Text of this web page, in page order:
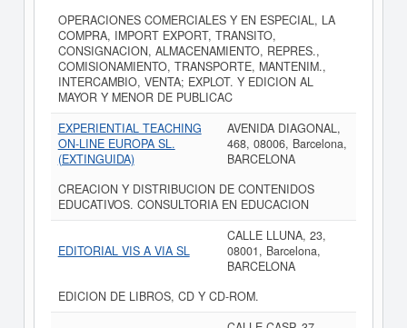
OPERACIONES COMERCIALES Y EN ESPECIAL, LA
COMPRA, IMPORT EXPORT, TRANSITO,
CONSIGNACION, ALMACENAMIENTO, REPRES.,
COMISIONAMIENTO, TRANSPORTE, MANTENIM.,
INTERCAMBIO, VENTA; EXPLOT. Y EDICION AL
MAYOR Y MENOR DE PUBLICAC
EXPERIENTIAL TEACHING
ON-LINE EUROPA SL.
(EXTINGUIDA)
AVENIDA DIAGONAL,
468, 08006, Barcelona,
BARCELONA
CREACION Y DISTRIBUCION DE CONTENIDOS
EDUCATIVOS. CONSULTORIA EN EDUCACION
EDITORIAL VIS A VIA SL
CALLE LLUNA, 23,
08001, Barcelona,
BARCELONA
EDICION DE LIBROS, CD Y CD-ROM.